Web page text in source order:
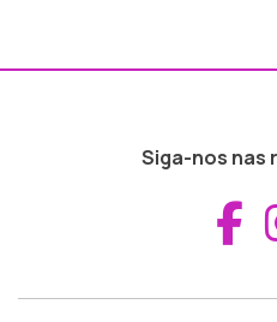
Siga-nos nas